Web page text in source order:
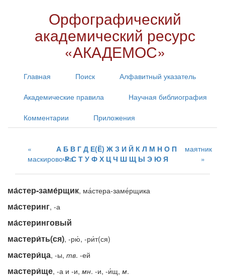
Орфографический
академический ресурс
«АКАДЕМОС»
Главная Поиск Алфавитный указатель
Академические правила Научная библиография
Комментарии Приложения
маскировочка
А Б В Г Д Е(Ё) Ж З И Й К Л М Н О П
Р С Т У Ф Х Ц Ч Ш Щ Ы Э Ю Я
маятник
ма́стер-заме́рщик, ма́стера-заме́рщика
ма́стеринг, -а
ма́стеринговый
мастери́ть(ся), -рю́, -ри́т(ся)
мастери́ца, -ы, тв. -ей
мастери́ще, -а и -и, мн. -и, -и́щ, м.